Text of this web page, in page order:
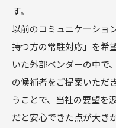
す。
以前のコミュニケーショ
持つ方の常駐対応」を希
いた外部ベンダーの中で
の候補者をご提案いただ
うことで、当社の要望を
だと安心できた点が大き